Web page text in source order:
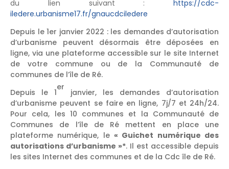
du lien suivant : https://cdc-
iledere.urbanisme17.fr/gnaucdciledere
Depuis le 1er janvier 2022 : les demandes d’autorisation
d’urbanisme peuvent désormais être déposées en
ligne, via une plateforme accessible sur le site Internet
de votre commune ou de la Communauté de
communes de l’île de Ré.
Depuis le 1
er
janvier, les demandes d’autorisation
d’urbanisme peuvent se faire en ligne, 7j/7 et 24h/24.
Pour cela, les 10 communes et la Communauté de
Communes de l’île de Ré mettent en place une
plateforme numérique, le « Guichet numérique des
autorisations d’urbanisme »*. Il est accessible depuis
les sites Internet des communes et de la Cdc île de Ré.